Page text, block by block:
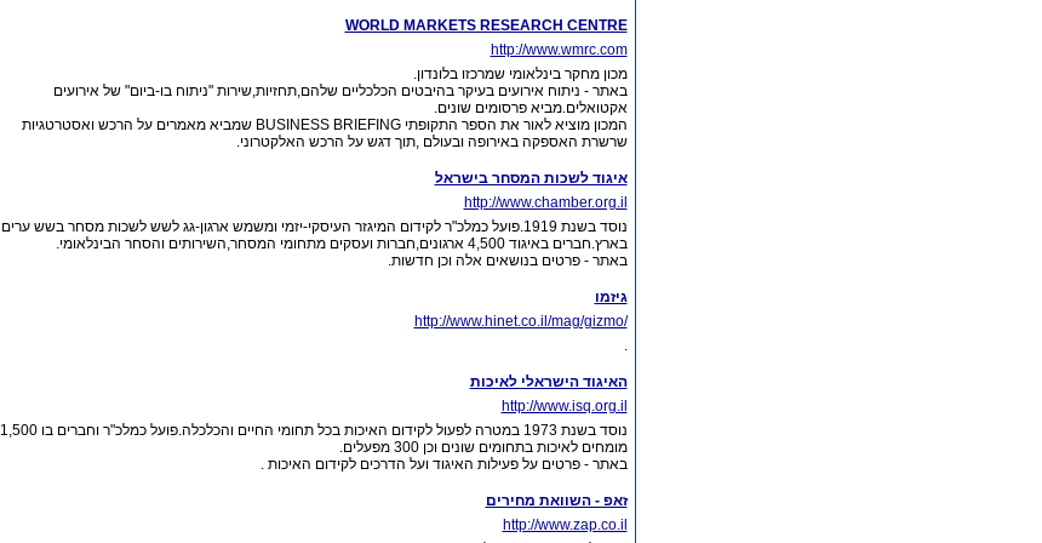
WORLD MARKETS RESEARCH CENTRE
http://www.wmrc.com
מכון מחקר בינלאומי שמרכזו בלונדון.
באתר - ניתוח אירועים בעיקר בהיבטים הכלכליים שלהם,תחזיות,שירות "ניתוח בו-ביום" של אירועים
אקטואלים.מביא פרסומים שונים.
המכון מוציא לאור את הספר התקופתי BUSINESS BRIEFING שמביא מאמרים על הרכש ואסטרטגיות
שרשרת האספקה באירופה ובעולם ,תוך דגש על הרכש האלקטרוני.
איגוד לשכות המסחר בישראל
http://www.chamber.org.il
נוסד בשנת 1919.פועל כמלכ"ר לקידום המיגזר העיסקי-יזמי ומשמש ארגון-גג לשש לשכות מסחר בשש ערים
בארץ.חברים באיגוד 4,500 ארגונים,חברות ועסקים מתחומי המסחר,השירותים והסחר הבינלאומי.
באתר - פרטים בנושאים אלה וכן חדשות.
גיזמו
http://www.hinet.co.il/mag/gizmo/
.
האיגוד הישראלי לאיכות
http://www.isq.org.il
נוסד בשנת 1973 במטרה לפעול לקידום האיכות בכל תחומי החיים והכלכלה.פועל כמלכ"ר וחברים בו 1,500
מומחים לאיכות בתחומים שונים וכן 300 מפעלים.
באתר - פרטים על פעילות האיגוד ועל הדרכים לקידום האיכות .
זאפ - השוואת מחירים
http://www.zap.co.il